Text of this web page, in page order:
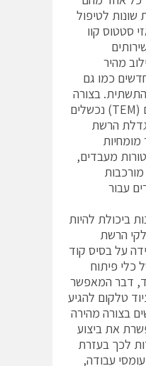
לטיפול
סטטוס קוו
מהיר
כמו גם
בצורה
דומה, יצרני ציוד טלקום (TEM) נכשלים
הרשת
מעבדים,
עבור
ביכולת להיות
הרשת
על בסיס קוד
כלי פיתוח
דבר המאפשר
טלקום להגיע
בצורה מהירה
את ביצוע
לכך בעזרת
למיזוג עומסי עבודה,